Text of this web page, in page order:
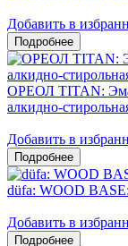
Добавить в
ОРЕОЛ TITAN:
алкидно-
Добавить в
düfa: WOOD
Добавить в